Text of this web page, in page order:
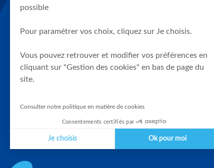
en
Tous
différés
clients
SUIVEZ-
possible
Pour paramétrer vos choix, cliquez sur Je choisis.
Vous pouvez retrouver et modifier vos préférences en
cliquant sur "Gestion des cookies" en bas de page du
site.
Consulter notre politique en matière de cookies
Consentements certifiés par
Je choisis Ok pour moi
Notre plateforme vous permet d'adapter et de gérer vos